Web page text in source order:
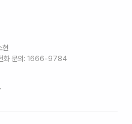
현
화 문의: 1666-9784